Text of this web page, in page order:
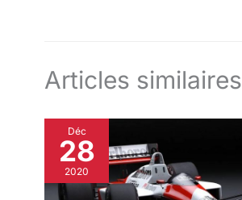
Articles similaires
Déc
28
2020